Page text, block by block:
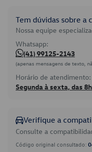
Tem dúvidas sobre a
Nossa equipe
Whatsapp:
(41) 99125-2143
(apenas mensagens de texto,
Horário de atendimento:
Segunda à sexta, das
Verifique a
Consulte a
Código original consultado: